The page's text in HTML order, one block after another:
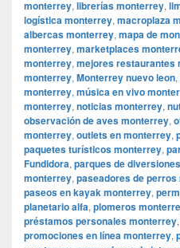
monterrey, librerías monterrey,
logística monterrey, macroplaza
albercas monterrey, mapa de
monterrey, marketplaces
monterrey, mejores restaurantes
monterrey, Monterrey nuevo leon,
monterrey, música en vivo
monterrey, noticias monterrey,
observación de aves monterrey,
monterrey, outlets en monterrey,
paquetes turísticos monterrey,
Fundidora, parques de
monterrey, paseadores de
paseos en kayak monterrey,
planetario alfa, plomeros
préstamos personales monterrey,
promociones en línea monterrey,